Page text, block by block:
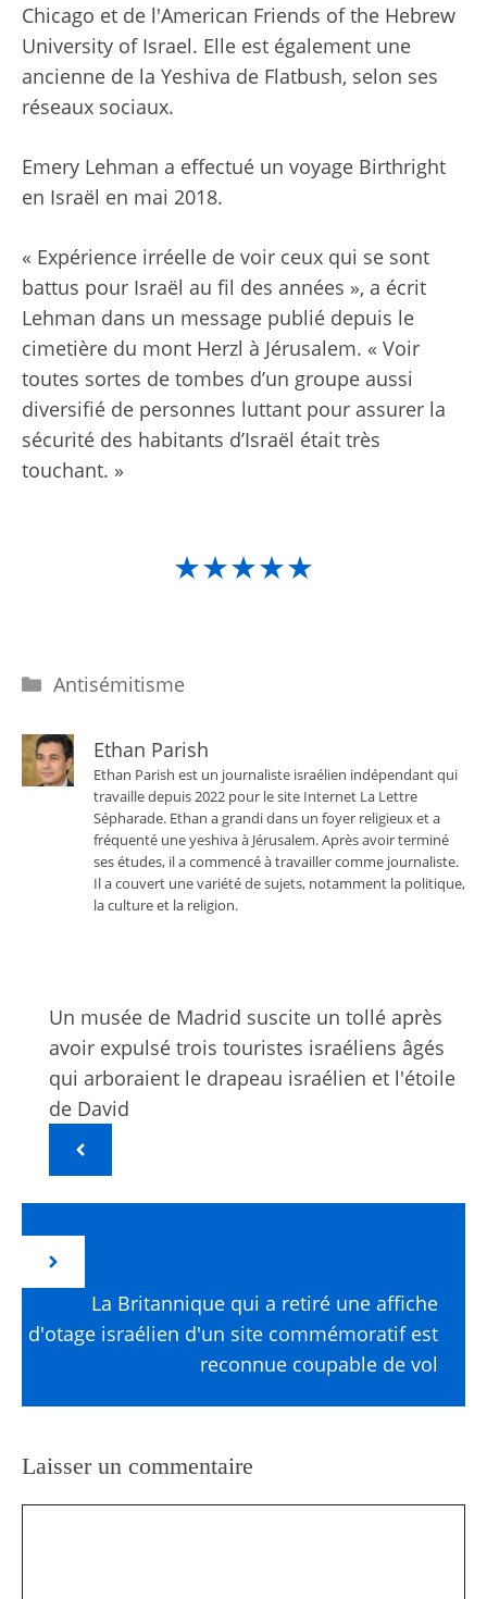
Chicago et de l'American Friends of the Hebrew
University of Israel. Elle est également une
ancienne de la Yeshiva de Flatbush, selon ses
réseaux sociaux.
Emery Lehman a effectué un voyage Birthright
en Israël en mai 2018.
« Expérience irréelle de voir ceux qui se sont
battus pour Israël au fil des années », a écrit
Lehman dans un message publié depuis le
cimetière du mont Herzl à Jérusalem. « Voir
toutes sortes de tombes d’un groupe aussi
diversifié de personnes luttant pour assurer la
sécurité des habitants d’Israël était très
touchant. »
★★★★★
Catégories
Antisémitisme
Ethan Parish
Ethan Parish est un journaliste israélien indépendant qui
travaille depuis 2022 pour le site Internet La Lettre
Sépharade. Ethan a grandi dans un foyer religieux et a
fréquenté une yeshiva à Jérusalem. Après avoir terminé
ses études, il a commencé à travailler comme journaliste.
Il a couvert une variété de sujets, notamment la politique,
la culture et la religion.
Un musée de Madrid suscite un tollé après
avoir expulsé trois touristes israéliens âgés
qui arboraient le drapeau israélien et l'étoile
de David
La Britannique qui a retiré une affiche
d'otage israélien d'un site commémoratif est
reconnue coupable de vol
Laisser un commentaire